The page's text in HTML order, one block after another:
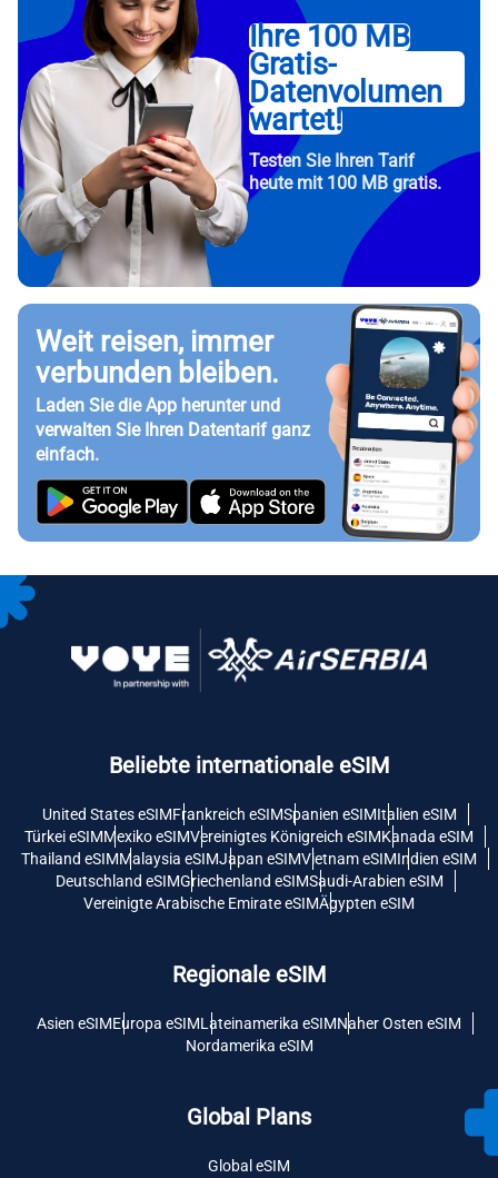
Ihre 100 MB
Gratis-
Datenvolumen
wartet!
Testen Sie Ihren Tarif
heute mit 100 MB gratis.
Weit reisen, immer
verbunden bleiben.
Laden Sie die App herunter und
verwalten Sie Ihren Datentarif ganz
einfach.
Beliebte internationale eSIM
United States eSIMFrankreich eSIMSpanien eSIMItalien eSIM
Türkei eSIMMexiko eSIMVereinigtes Königreich eSIMKanada eSIM
Thailand eSIMMalaysia eSIMJapan eSIMVietnam eSIMIndien eSIM
Deutschland eSIMGriechenland eSIMSaudi-Arabien eSIM
Vereinigte Arabische Emirate eSIMÄgypten eSIM
Regionale eSIM
Asien eSIMEuropa eSIMLateinamerika eSIMNaher Osten eSIM
Nordamerika eSIM
Global Plans
Global eSIM